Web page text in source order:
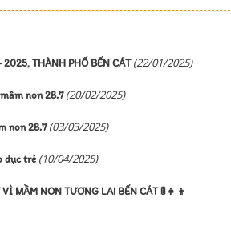
THÀNH PHỐ BẾN CÁT (22/01/2025)
non 28.7 (20/02/2025)
non 28.7 (03/03/2025)
dục trẻ (10/04/2025)
MẦM NON TƯƠNG LAI BẾN CÁT 🚦👧👦